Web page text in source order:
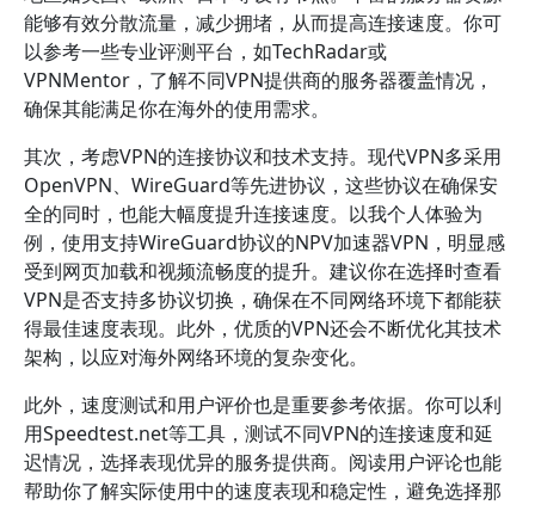
能够有效分散流量，减少拥堵，从而提高连接速度。你可
以参考一些专业评测平台，如TechRadar或
VPNMentor，了解不同VPN提供商的服务器覆盖情况，
确保其能满足你在海外的使用需求。
其次，考虑VPN的连接协议和技术支持。现代VPN多采用
OpenVPN、WireGuard等先进协议，这些协议在确保安
全的同时，也能大幅度提升连接速度。以我个人体验为
例，使用支持WireGuard协议的NPV加速器VPN，明显感
受到网页加载和视频流畅度的提升。建议你在选择时查看
VPN是否支持多协议切换，确保在不同网络环境下都能获
得最佳速度表现。此外，优质的VPN还会不断优化其技术
架构，以应对海外网络环境的复杂变化。
此外，速度测试和用户评价也是重要参考依据。你可以利
用Speedtest.net等工具，测试不同VPN的连接速度和延
迟情况，选择表现优异的服务提供商。阅读用户评论也能
帮助你了解实际使用中的速度表现和稳定性，避免选择那